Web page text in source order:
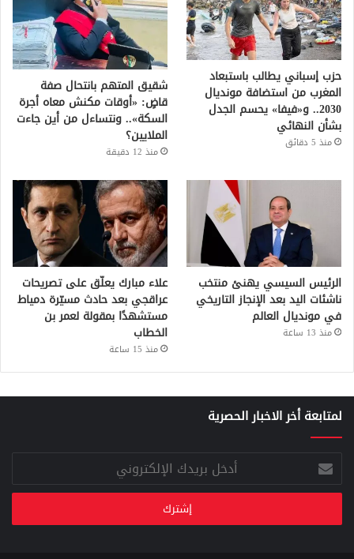
حزب إسباني يطالب باستبعاد
المغرب من استضافة مونديال
2030.. و«فيفا» يحسم الجدل
بشأن النهائي
منذ 5 دقائق
شقيق المتهم بانتحال صفة
قاضٍ: «أوقات مكنش معاه أجرة
السكة».. ونتساءل من أين جاءت
الملايين؟
منذ 12 دقيقة
الرئيس السيسي يهنئ منتخب
ناشئات اليد بعد الإنجاز التاريخي
في مونديال العالم
منذ 13 ساعة
علاء مبارك يعلّق على تصريحات
عراقجي بعد حادث مسيّرة دمياط
مستشهدًا بمقولة لعمر بن
الخطاب
منذ 15 ساعة
لمتابعة أخر الاخبار الحصرية
أدخل
بريدك
الإلكتروني